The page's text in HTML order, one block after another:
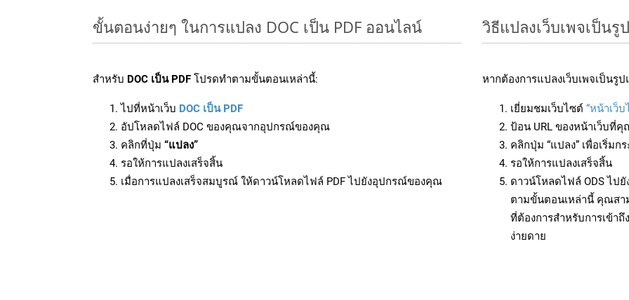
ขั้นตอนง่ายๆ ในการแปลง DOC เป็น PDF ออนไลน์
สำหรับ DOC เป็น PDF โปรดทำตามขั้นตอนเหล่านี้:
ไปที่หน้าเว็บ DOC เป็น PDF
อัปโหลดไฟล์ DOC ของคุณจากอุปกรณ์ของคุณ
คลิกที่ปุ่ม “แปลง”
รอให้การแปลงเสร็จสิ้น
เมื่อการแปลงเสร็จสมบูรณ์ ให้ดาวน์โหลดไฟล์ PDF ไปยังอุปกรณ์ของคุณ
วิธีแปลงเว็บเพจเป็นรู
หากต้องการแปลงเว็บเพจเป็นรู
เยี่ยมชมเว็บไซต์ “หน้าเว็บ
ป้อน URL ของหน้าเว็บที่
คลิกปุ่ม “แปลง” เพื่อเริ่มก
รอให้การแปลงเสร็จสิ้น
ดาวน์โหลดไฟล์ ODS ไป
ตามขั้นตอนเหล่านี้ คุณสา
ที่ต้องการสำหรับการเข้า
ง่ายดาย